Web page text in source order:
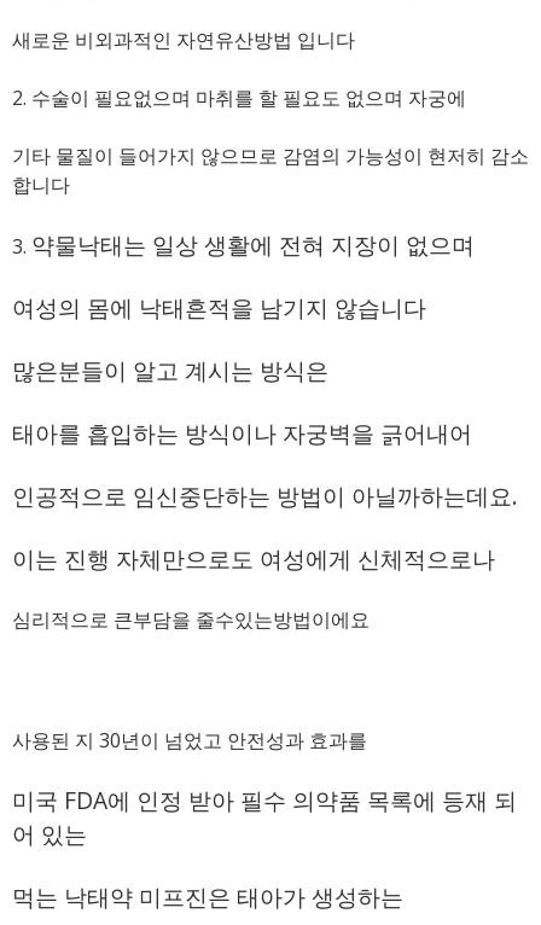
새로운 비외과적인 자연유산방법 입니다
2. 수술이 필요없으며 마취를 할 필요도 없으며 자궁에
기타 물질이 들어가지 않으므로 감염의 가능성이 현저히 감소
합니다
3. 약물낙태는 일상 생활에 전혀 지장이 없으며
여성의 몸에 낙태흔적을 남기지 않습니다
많은분들이 알고 계시는 방식은
태아를 흡입하는 방식이나 자궁벽을 긁어내어
인공적으로 임신중단하는 방법이 아닐까하는데요.
이는 진행 자체만으로도 여성에게 신체적으로나
심리적으로 큰부담을 줄수있는방법이에요
사용된 지 30년이 넘었고 안전성과 효과를
미국 FDA에 인정 받아 필수 의약품 목록에 등재 되
어 있는
먹는 낙태약 미프진은 태아가 생성하는